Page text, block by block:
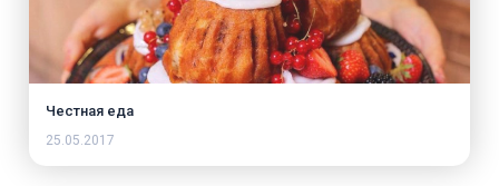
Честная еда
25.05.2017